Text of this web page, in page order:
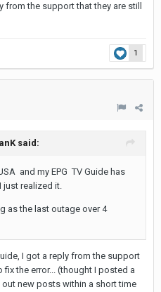
from the support that they are still
1
said:
and my EPG TV Guide has
just realized it.
as the last outage over 4
I got a reply from the support
the error... (thought I posted a
new posts within a short time